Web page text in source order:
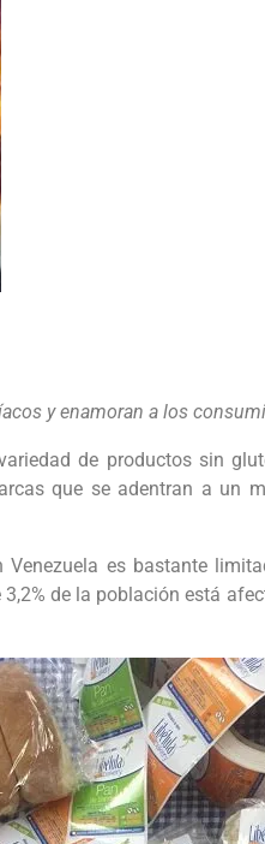
y enamoran a los
de productos sin
que se adentran a un
es bastante
de la población está